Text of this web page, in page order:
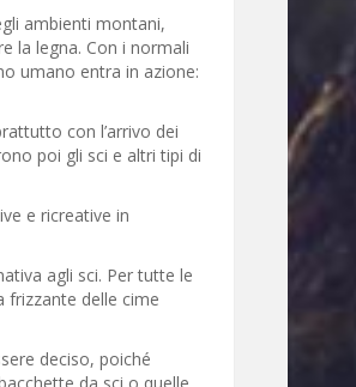
ambienti montani,
la legna. Con i normali
umano entra in azione:
con l’arrivo dei
poi gli sci e altri tipi di
e ricreative in
agli sci. Per tutte le
frizzante delle cime
deciso, poiché